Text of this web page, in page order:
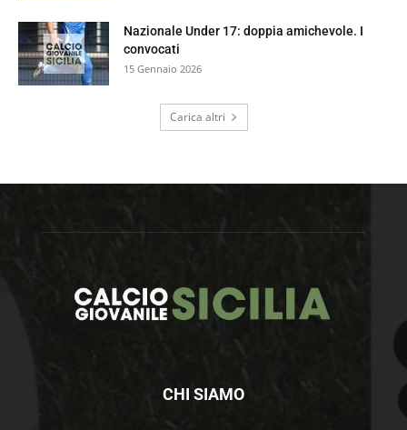
Nazionale Under 17: doppia amichevole. I
convocati
15 Gennaio 2026
Carica altri
CHI SIAMO